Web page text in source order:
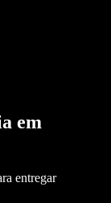
em
entregar